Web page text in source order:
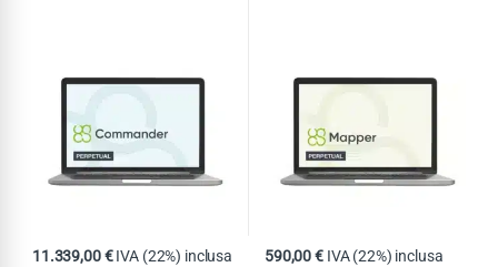
11.339,00€ IVA (22%) inclusa 590,00€ IVA (22%) inclusa